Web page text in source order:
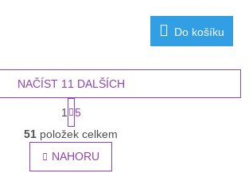
Do košíku
O
v
l
á
NAČÍST 11 DALŠÍCH
t
r
á
n
k
1
5
51 položek celkem
NAHORU